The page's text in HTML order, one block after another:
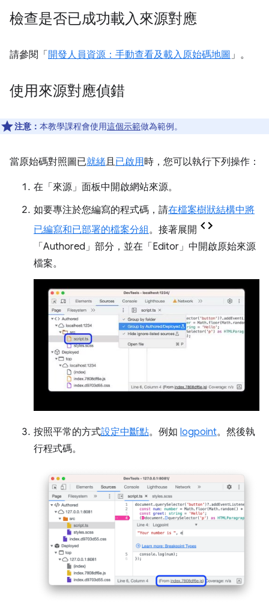
檢查是否已成功載入來源對應
請參閱「 開發人員資源：手動查看及載入原始碼地圖 」。
使用來源對應偵錯
注意： 本教學課程會使用這個示範做為範例。
當原始碼對照圖已就緒且已啟用時，您可以執行下列操作：
在「來源」 面板中 開啟網站來源。
如要專注於您編寫的程式碼，請在檔案樹狀結構中將
已編寫和已部署的檔案分組。接著展開
「Authored」 部分，並在「Editor」 中開啟原始來源
檔案。
按照平常的方式設定中斷點。例如 logpoint。然後執
行程式碼。